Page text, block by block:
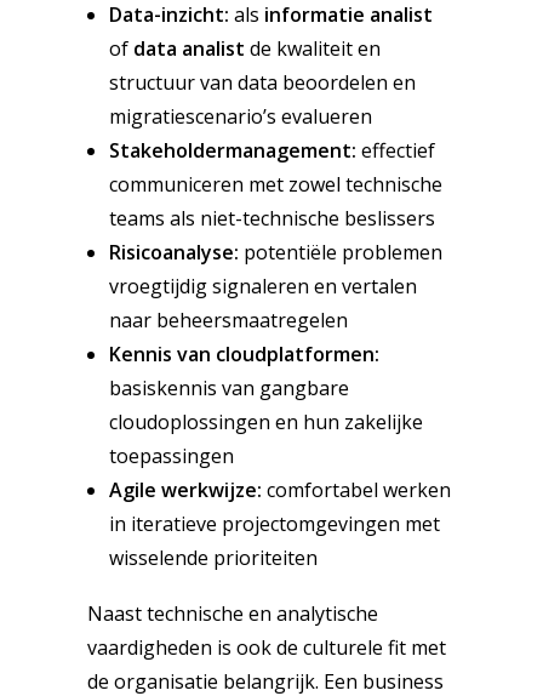
Data-inzicht: als informatie analist
of data analist de kwaliteit en
structuur van data beoordelen en
migratiescenario’s evalueren
Stakeholdermanagement: effectief
communiceren met zowel technische
teams als niet-technische beslissers
Risicoanalyse: potentiële problemen
vroegtijdig signaleren en vertalen
naar beheersmaatregelen
Kennis van cloudplatformen:
basiskennis van gangbare
cloudoplossingen en hun zakelijke
toepassingen
Agile werkwijze: comfortabel werken
in iteratieve projectomgevingen met
wisselende prioriteiten
Naast technische en analytische
vaardigheden is ook de culturele fit met
de organisatie belangrijk. Een business